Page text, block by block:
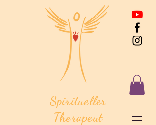
Spiritueller
Therapeut